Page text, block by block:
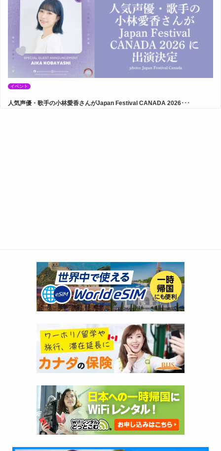
イベント
人気声優・歌手の小林愛香さんがJapan Festival CANADA 2026･･･